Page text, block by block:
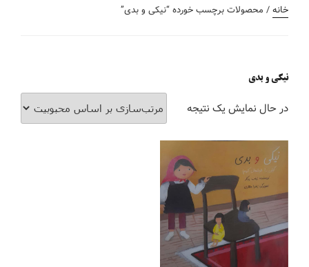
خانه/ محصولات برچسب خورده “نیکی و بدی”
نیکی و بدی
در حال نمایش یک نتیجه